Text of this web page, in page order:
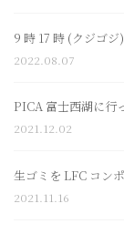
9 時 17 時 (クジゴ
2022.08.07
PICA 富士西湖に行
2021.12.02
生ゴミを LFC コン
2021.11.16